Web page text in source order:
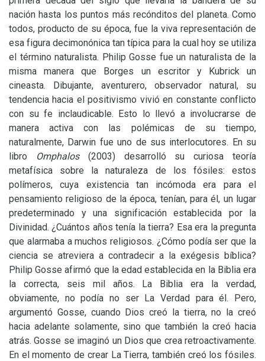
nación hasta los puntos más recónditos del planeta. Como
todos, producto de su época, fue la viva representación de
esa figura decimonónica tan típica para la cual hoy se utiliza
el término naturalista. Philip Gosse fue un naturalista de la
misma manera que Borges un escritor y Kubrick un
cineasta. Dibujante, aventurero, observador natural, su
tendencia hacia el positivismo vivió en constante conflicto
con su fe inclaudicable. Esto lo llevó a involucrarse de
manera activa con las polémicas de su tiempo,
naturalmente, Darwin fue uno de sus interlocutores. En su
libro Omphalos (2003) desarrolló su curiosa teoría
metafísica sobre la naturaleza de los fósiles: estos
polímeros, cuya existencia tan incómoda era para el
pensamiento religioso de la época, tenían, para él, un lugar
predeterminado y una significación establecida por la
Divinidad. ¿Cuántos años tenía la tierra? Esa era la pregunta
que alarmaba a muchos religiosos. ¿Cómo podía ser que la
ciencia se atreviera a contradecir a la exégesis bíblica?
Philip Gosse afirmó que la edad establecida en la Biblia era
la correcta, seis mil años. La Biblia era la verdad,
obviamente, no podía no ser La Verdad para él. Pero,
argumentó Gosse, cuando Dios creó la tierra, no la creó
hacia adelante solamente, sino que también la creó hacia
atrás. Gosse se imaginó un Dios que crea retroactivamente.
En el momento de crear La Tierra, también creó los fósiles.